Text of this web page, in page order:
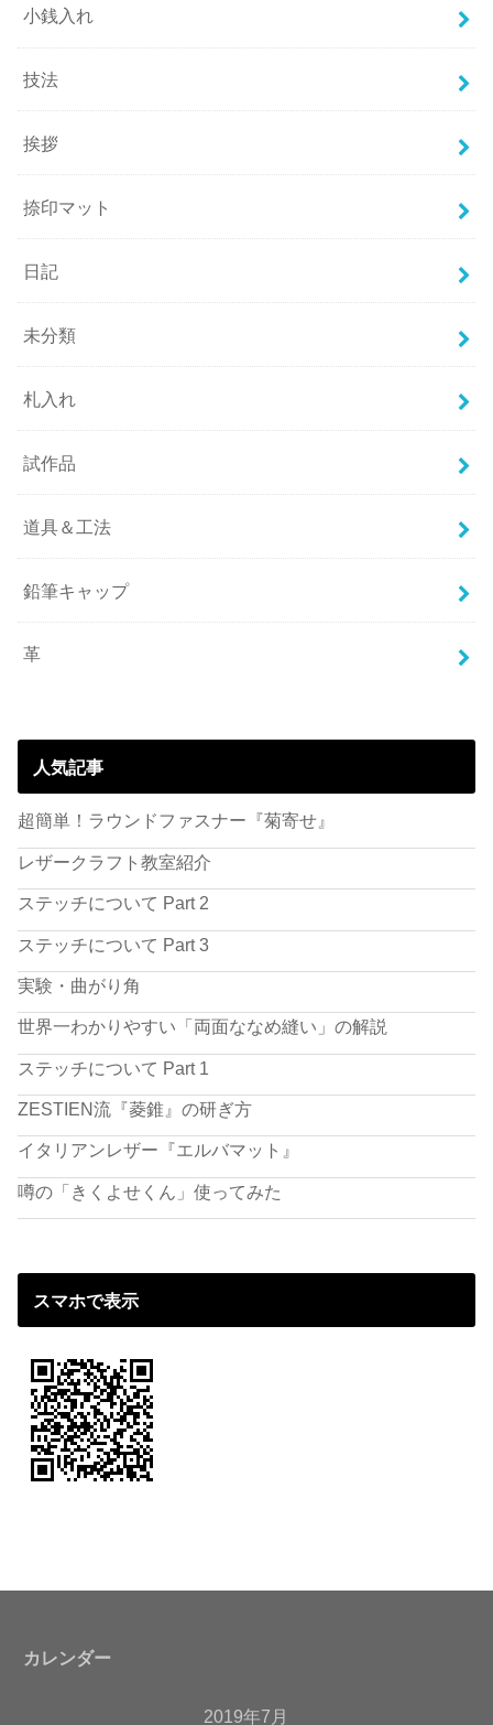
小銭入れ
技法
挨拶
捺印マット
日記
未分類
札入れ
試作品
道具＆工法
鉛筆キャップ
革
人気記事
超簡単！ラウンドファスナー『菊寄せ』
レザークラフト教室紹介
ステッチについて Part 2
ステッチについて Part 3
実験・曲がり角
世界一わかりやすい「両面ななめ縫い」の解説
ステッチについて Part 1
ZESTIEN流『菱錐』の研ぎ方
イタリアンレザー『エルバマット』
噂の「きくよせくん」使ってみた
スマホで表示
カレンダー
2019年7月